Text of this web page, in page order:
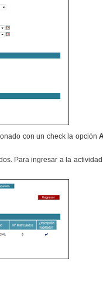
con un check la opción
Para ingresar a la